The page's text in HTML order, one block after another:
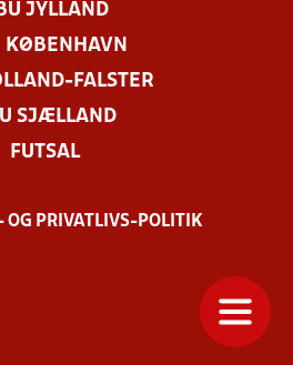
JYLLAND
KØBENHAVN
FALSTER
SJÆLLAND
FUTSAL
OG PRIVATLIVS-POLITIK